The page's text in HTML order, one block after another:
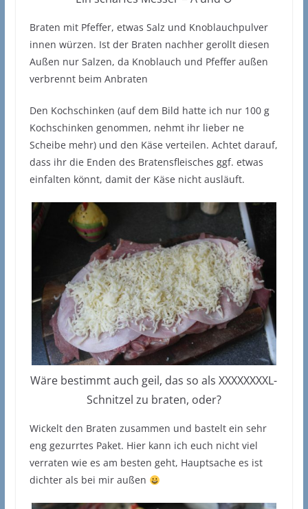
Braten mit Pfeffer, etwas Salz und Knoblauchpulver
innen würzen. Ist der Braten nachher gerollt diesen
Außen nur Salzen, da Knoblauch und Pfeffer außen
verbrennt beim Anbraten
Den Kochschinken (auf dem Bild hatte ich nur 100 g
Kochschinken genommen, nehmt ihr lieber ne
Scheibe mehr) und den Käse verteilen. Achtet darauf,
dass ihr die Enden des Bratensfleisches ggf. etwas
einfalten könnt, damit der Käse nicht ausläuft.
Wäre bestimmt auch geil, das so als XXXXXXXXL-
Schnitzel zu braten, oder?
Wickelt den Braten zusammen und bastelt ein sehr
eng gezurrtes Paket. Hier kann ich euch nicht viel
verraten wie es am besten geht, Hauptsache es ist
dichter als bei mir außen